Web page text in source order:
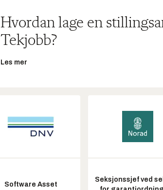
Hvordan lage en
Tekjobb?
Les mer
Software Asset
Seksjonssjef ved